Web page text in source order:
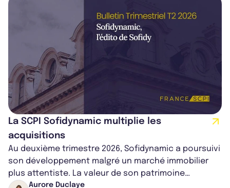
La SCPI Sofidynamic multiplie les
acquisitions
Au deuxième trimestre 2026, Sofidynamic a poursuivi
son développement malgré un marché immobilier
plus attentiste. La valeur de son patrimoine
progresse de 3,8% à périmètre constan...
Aurore Duclaye